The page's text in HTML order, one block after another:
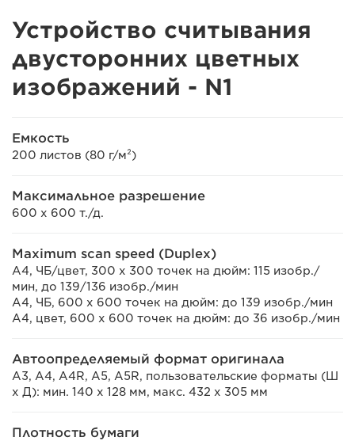
Устройство считывания
двусторонних цветных
изображений - N1
Емкость
200 листов (80 г/м²)
Максимальное разрешение
600 x 600 т./д.
Maximum scan speed (Duplex)
A4, ЧБ/цвет, 300 x 300 точек на дюйм: 115 изобр./
мин, до 139/136 изобр./мин
A4, ЧБ, 600 x 600 точек на дюйм: до 139 изобр./мин
A4, цвет, 600 x 600 точек на дюйм: до 36 изобр./мин
Автоопределяемый формат оригинала
A3, A4, A4R, A5, A5R, пользовательские форматы (Ш
x Д): мин. 140 x 128 мм, макс. 432 x 305 мм
Плотность бумаги